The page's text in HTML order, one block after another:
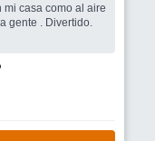
mi casa como al aire
gente . Divertido.